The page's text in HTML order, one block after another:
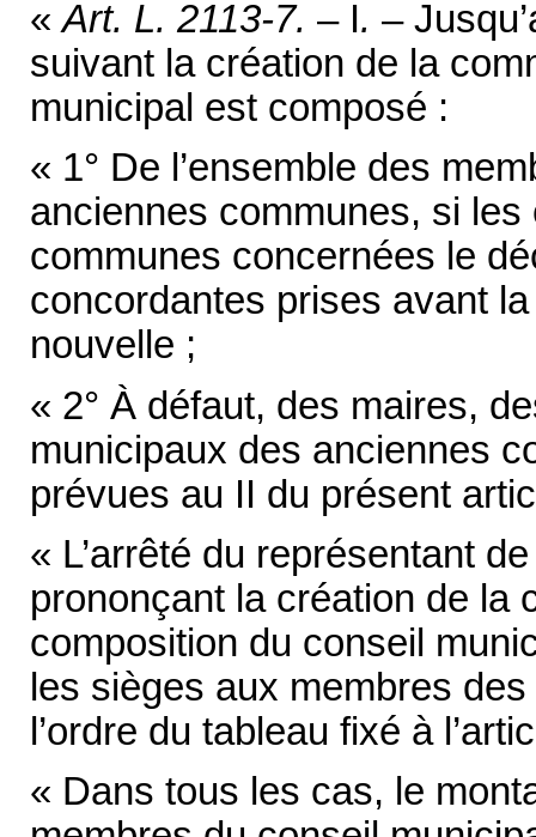
«Art. L. 2113-7. – I. –
suivant la création de la
municipal est composé :
« 1° De l’ensemble des
anciennes communes, si
communes concernées le
concordantes prises avant
nouvelle ;
« 2° À défaut, des maires,
municipaux des anciennes
prévues au II du présent
« L’arrêté du représentant
prononçant la création de la
composition du conseil
les sièges aux membres
l’ordre du tableau fixé à
« Dans tous les cas, le